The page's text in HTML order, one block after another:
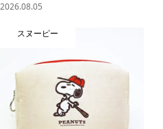
2026.08.05
スヌーピー